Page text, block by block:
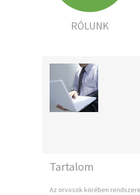
RÓLUNK
Tartalom
Az orvosok körében